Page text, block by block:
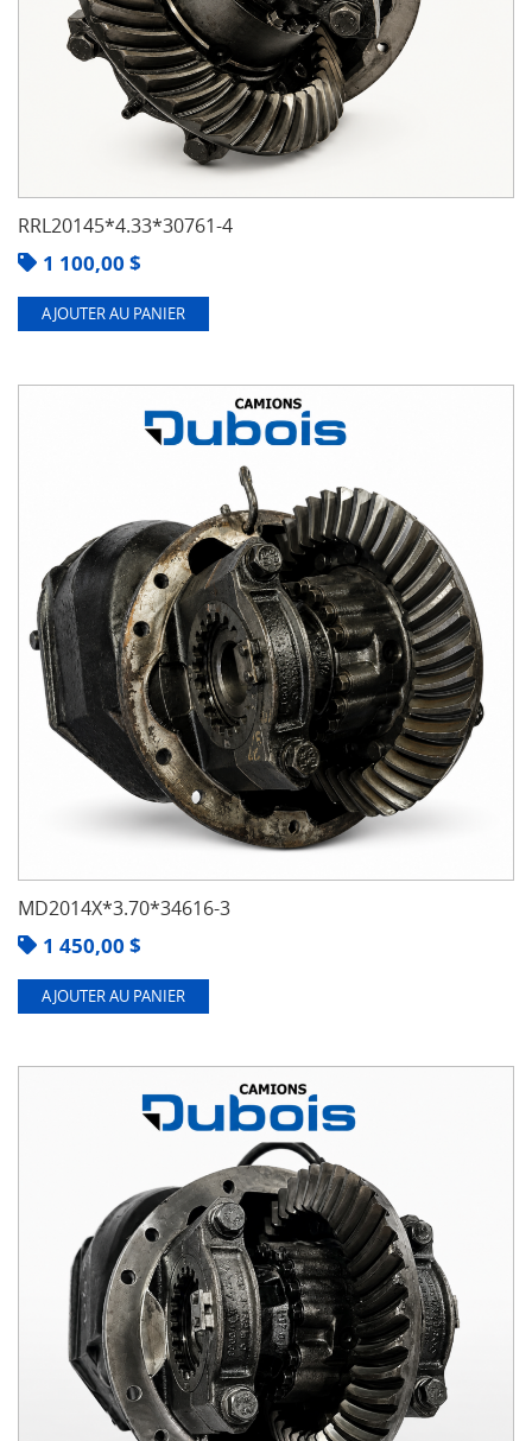
RRL20145*4.33*30761-4
1 100,00 $
AJOUTER AU PANIER
MD2014X*3.70*34616-3
1 450,00 $
AJOUTER AU PANIER